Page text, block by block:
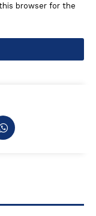
browser for the